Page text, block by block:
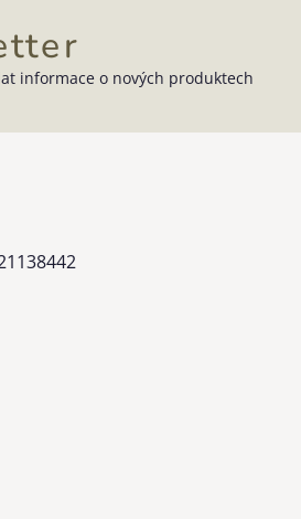
informace o nových produktech